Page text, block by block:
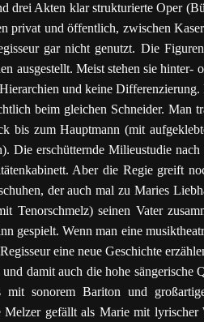
drei Akten klar strukturierte Oper
privat und öffentlich, zwischen
gar nicht genutzt. Die
ausgestellt. Meist stehen sie hinter-
und keine
beim gleichen Schneider. Man
bis zum Hauptmann (mit
Die erschütternde Milieustudie
Aber die Regie greift
der auch mal zu Maries
Tenorschmelz) seinen Vater
gespielt. Wenn man eine
eine neue Geschichte
damit auch die hohe sängerische
sonorem Bariton und
Melzer gefällt als Marie mit lyrischer